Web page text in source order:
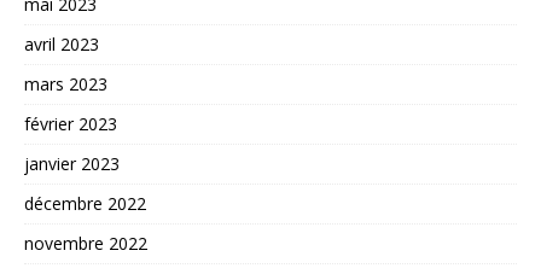
avril 2023
mars 2023
février 2023
janvier 2023
décembre 2022
novembre 2022